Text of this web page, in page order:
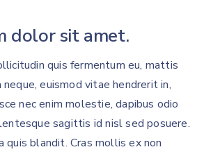
dolor sit amet.
quis fermentum eu, mattis
neque, euismod vitae hendrerit in,
nec enim molestie, dapibus odio
sagittis id nisl sed posuere.
quis blandit. Cras mollis ex non